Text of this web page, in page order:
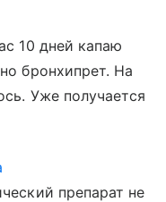
10 дней капаю
бронхипрет. На
Уже получается
препарат не